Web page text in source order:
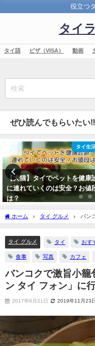
役立つ
タイ
タイ語 ビザ（VISA） 動画
ぜひ読んでもらいたい
タイ生
【犬猫】タイでペットを健康
に連れていくのは安全？お値
は？
ホーム タイ グルメ
バン
フォン」に行ってみた
タイ グルメ タイ おす
食事 写真 カフェ
バンコクで激旨小籠
ン タイ フォン」に
2017年6月21日 2019年11月23日